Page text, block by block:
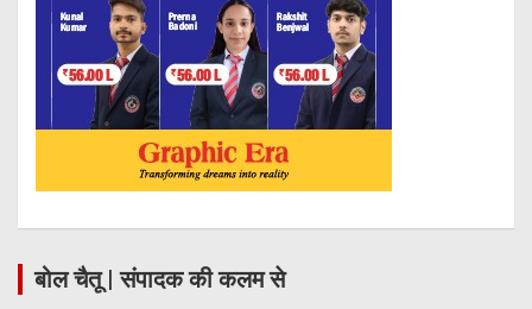
बोल चैतू | संपादक की कलम से